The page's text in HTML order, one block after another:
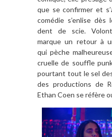
que se confirmer et s’
comédie s’enlise dès
dent de scie. V
marqueun retourà
qui pèche
cruellede souffle
pourtant tout le sel
des productions de
Ethan Coen se réfère